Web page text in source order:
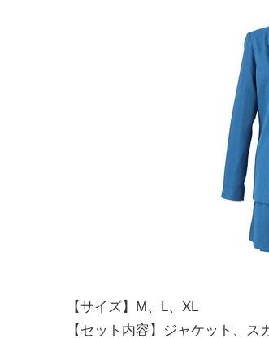
【サイズ】M、L、XL
【セット内容】ジャケット、